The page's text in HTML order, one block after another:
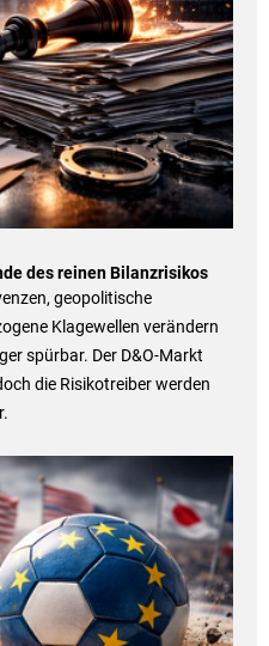
des reinen Bilanzrisikos
geopolitische
Klagewellen verändern
spürbar. Der D&O-Markt
die Risikotreiber werden